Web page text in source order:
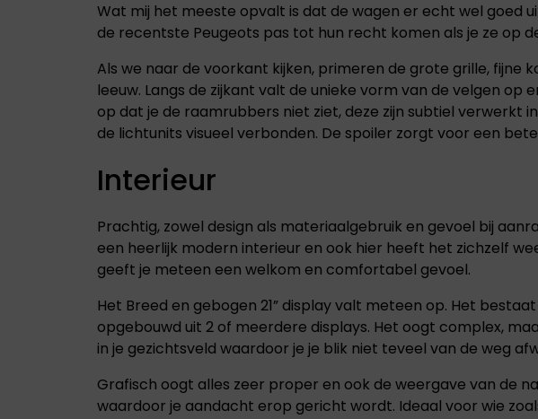
sportiviteit,
adrenaline en
compromisloze
en rijplezier.
met innovatie. Elk
model is ontworpen
met focus op
rijplezier.
van
plug-in hybrid
auto's. BYD
mobiliteit en
innovatieve
technologie.
JEEP
elektrische wagens
die comfort,
technologie en
LEAPMOTOR
elektrische wagens
die comfort,
technologie en
OMODA I
JAECOO
Omoda &
zijn
Wat mij het meeste opvalt is dat de wagen er echt wel goed
de recentste Peugeots pas tot hun recht komen als je ze op
Als we naar de voorkant kijken, primeren de grote grille, fijne
leeuw. Langs de zijkant valt de unieke vorm van de velgen
op dat je de raamrubbers niet ziet, deze zijn subtiel verwerkt
de lichtunits visueel verbonden. De spoiler zorgt voor een
Interieur
Prachtig, zowel design als materiaalgebruik en gevoel bij
een heerlijk modern interieur en ook hier heeft het zichzelf
geeft je meteen een welkom en comfortabel gevoel.
Het Breed en gebogen 21” display valt meteen op. Het
opgebouwd uit 2 of meerdere displays. Het oogt complex,
in je gezichtsveld waardoor je je blik niet teveel van de weg
Grafisch oogt alles zeer proper en ook de weergave van de
waardoor je aandacht erop gericht wordt. Ideaal voor wie